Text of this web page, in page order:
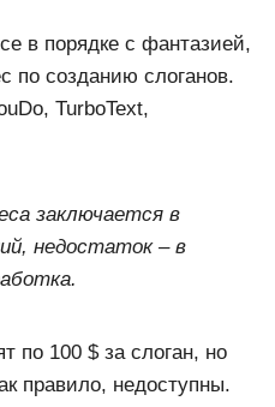
в порядке с фантазией,
по созданию слоганов.
TurboText,
заключается в
недостаток – в
по 100 $ за слоган, но
правило, недоступны.